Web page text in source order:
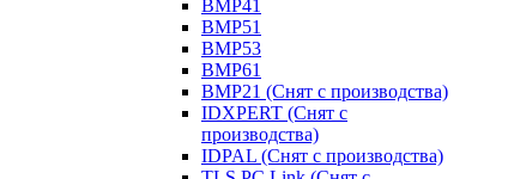
BMP41
BMP51
BMP53
BMP61
BMP21 (Снят с производства)
IDXPERT (Снят с
производства)
IDPAL (Снят с производства)